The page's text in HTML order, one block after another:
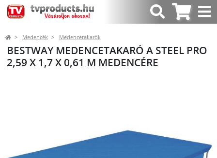
Medencék Medencetakarók
BESTWAY MEDENCETAKARÓ A STEEL PRO
2,59 X 1,7 X 0,61 M MEDENCÉRE